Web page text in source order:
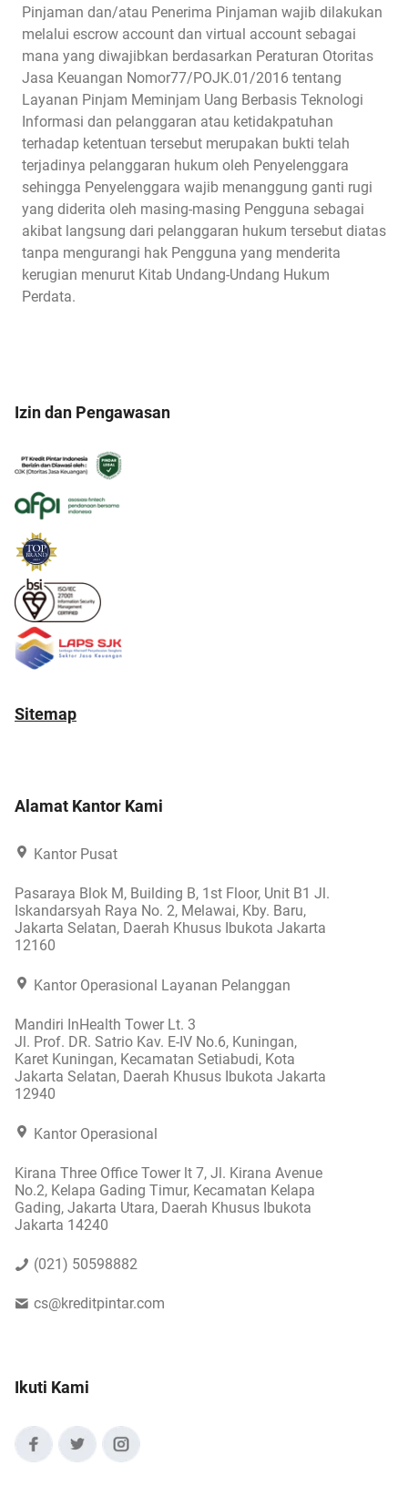
Pinjaman dan/atau Penerima Pinjaman wajib dilakukan
melalui escrow account dan virtual account sebagai
mana yang diwajibkan berdasarkan Peraturan Otoritas
Jasa Keuangan Nomor77/POJK.01/2016 tentang
Layanan Pinjam Meminjam Uang Berbasis Teknologi
Informasi dan pelanggaran atau ketidakpatuhan
terhadap ketentuan tersebut merupakan bukti telah
terjadinya pelanggaran hukum oleh Penyelenggara
sehingga Penyelenggara wajib menanggung ganti rugi
yang diderita oleh masing-masing Pengguna sebagai
akibat langsung dari pelanggaran hukum tersebut diatas
tanpa mengurangi hak Pengguna yang menderita
kerugian menurut Kitab Undang-Undang Hukum
Perdata.
Izin dan Pengawasan
Sitemap
Alamat Kantor Kami
Kantor Pusat
Pasaraya Blok M, Building B, 1st Floor, Unit B1 Jl.
Iskandarsyah Raya No. 2, Melawai, Kby. Baru,
Jakarta Selatan, Daerah Khusus Ibukota Jakarta
12160
Kantor Operasional Layanan Pelanggan
Mandiri InHealth Tower Lt. 3
Jl. Prof. DR. Satrio Kav. E-IV No.6, Kuningan,
Karet Kuningan, Kecamatan Setiabudi, Kota
Jakarta Selatan, Daerah Khusus Ibukota Jakarta
12940
Kantor Operasional
Kirana Three Office Tower lt 7, Jl. Kirana Avenue
No.2, Kelapa Gading Timur, Kecamatan Kelapa
Gading, Jakarta Utara, Daerah Khusus Ibukota
Jakarta 14240
(021) 50598882
cs@kreditpintar.com
Ikuti Kami